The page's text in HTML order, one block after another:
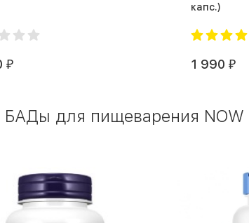
₽
капс.)
1 990 ₽
для пищеварения